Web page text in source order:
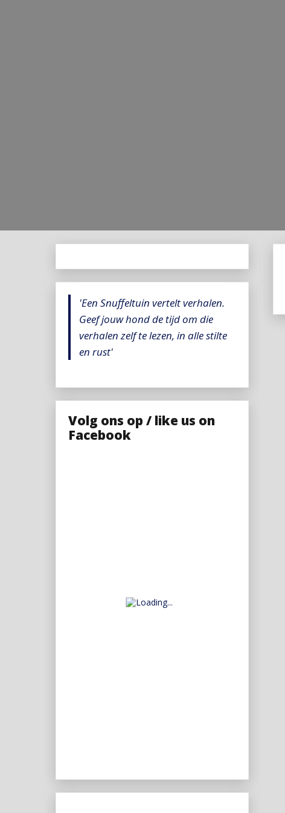
'Een Snuffeltuin vertelt verhalen.
Geef jouw hond de tijd om die
verhalen zelf te lezen, in alle stilte
en rust'
Volg ons op / like us on
Facebook